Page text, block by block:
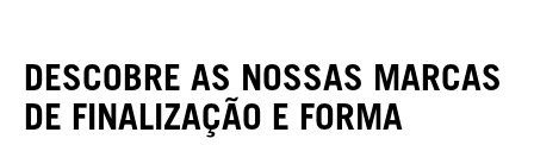
DESCOBRE AS NOSSAS MARCAS
DE FINALIZAÇÃO E FORMA